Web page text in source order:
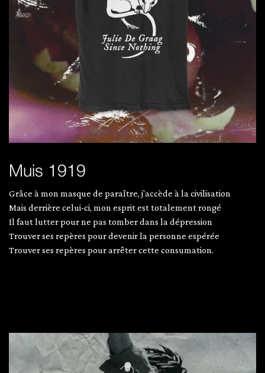
Muis 1919
Grâce à mon masque de paraître, j'accède à la civilisation
Mais derrière celui-ci, mon esprit est totalement rongé
Il faut lutter pour ne pas tomber dans la dépression
Trouver ses repères pour devenir la personne espérée
Trouver ses repères pour arrêter cette consumation.